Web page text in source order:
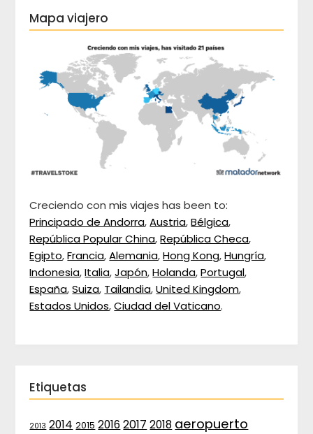
Mapa viajero
Creciendo con mis viajes has been to:
Principado de Andorra,Austria,Bélgica,
República Popular China,República Checa,
Egipto,Francia,Alemania,Hong Kong,Hungría,
Indonesia,Italia,Japón,Holanda,Portugal,
España,Suiza, Tailandia,United Kingdom,
Estados Unidos,Ciudad del Vaticano.
Etiquetas
2013 2014 2015 2016 2017 2018 aeropuerto